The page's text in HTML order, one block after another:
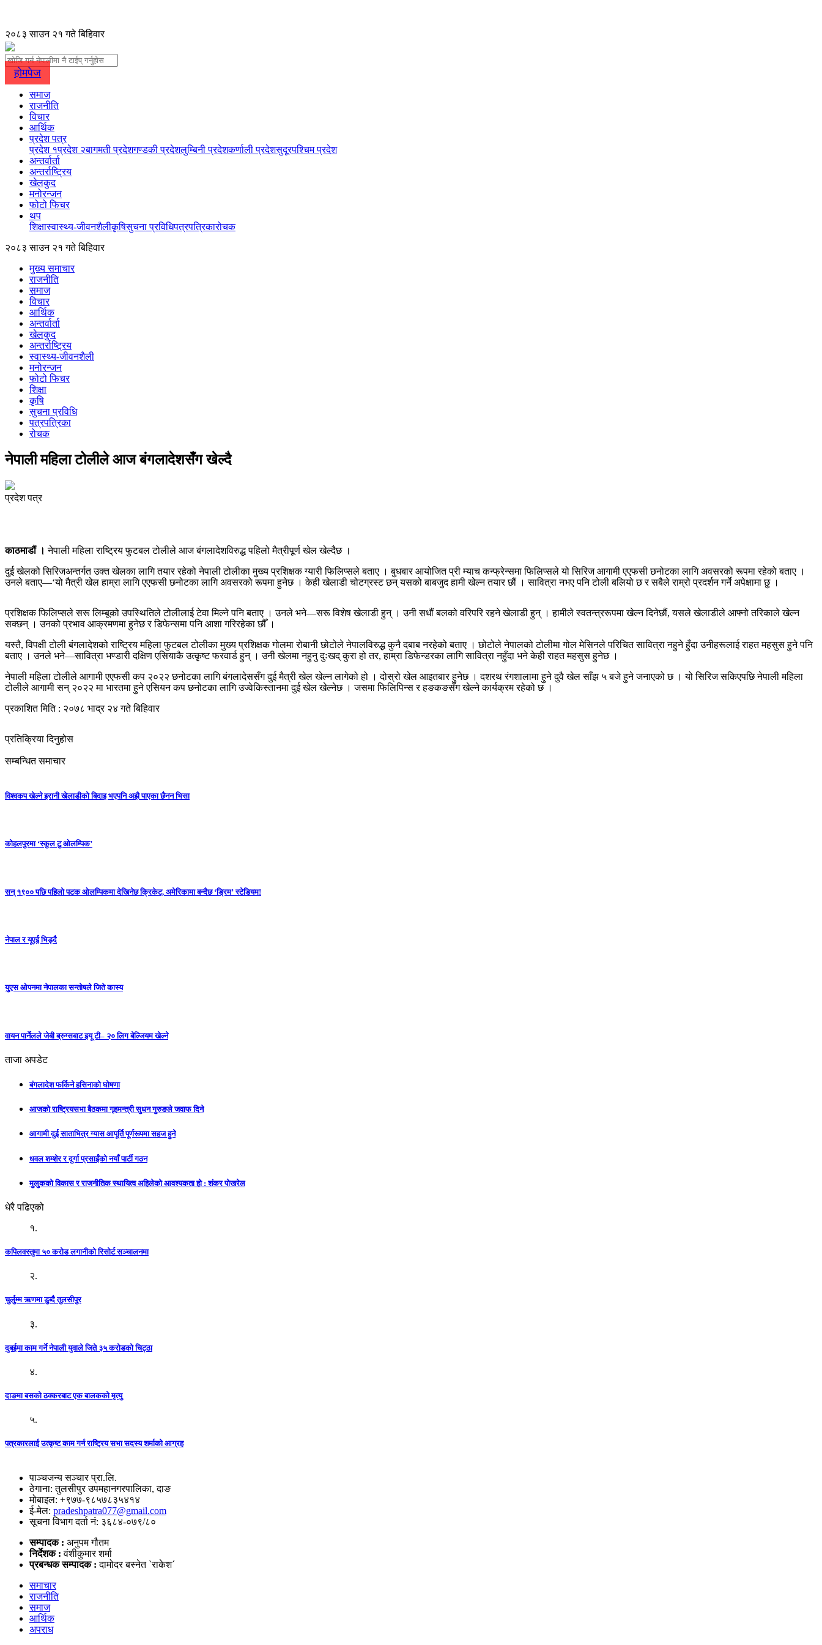
२०८३ साउन २१ गते बिहिवार
होमपेज
समाज
राजनीति
विचार
आर्थिक
प्रदेश पत्र
प्रदेश १प्रदेश २बागमती प्रदेशगण्डकी प्रदेशलुम्बिनी प्रदेशकर्णाली प्रदेशसुदूरपश्चिम प्रदेश
अन्तर्वार्ता
अन्तर्राष्ट्रिय
खेलकुद
मनोरन्जन
फोटो फिचर
थप
शिक्षास्वास्थ्य-जीवनशैलीकृषिसुचना प्रविधिपत्रपत्रिकारोचक
२०८३ साउन २१ गते बिहिवार
मुख्य समाचार
राजनीति
समाज
विचार
आर्थिक
अन्तर्वार्ता
खेलकुद
अन्तर्राष्ट्रिय
स्वास्थ्य-जीवनशैली
मनोरन्जन
फोटो फिचर
शिक्षा
कृषि
सुचना प्रविधि
पत्रपत्रिका
रोचक
नेपाली महिला टोलीले आज बंगलादेशसँग खेल्दै
प्रदेश पत्र
काठमाडौं ।नेपाली महिला राष्ट्रिय फुटबल टोलीले आज बंगलादेशविरुद्ध पहिलो मैत्रीपूर्ण खेल खेल्दैछ ।
दुई खेलको सिरिजअन्तर्गत उक्त खेलका लागि तयार रहेको नेपाली टोलीका मुख्य प्रशिक्षक ग्यारी फिलिप्सले बताए । बुधबार आयोजित प्री म्याच कन्फ्रेन्समा फिलिप्सले यो सिरिज आगामी एएफसी छनोटका लागि अवसरको रूपमा रहेको बताए ।
उनले बताए—‘यो मैत्री खेल हाम्रा लागि एएफसी छनोटका लागि अवसरको रूपमा हुनेछ । केही खेलाडी चोटग्रस्ट छन् यसको बाबजुद हामी खेल्न तयार छौं । सावित्रा नभए पनि टोली बलियो छ र सबैले राम्रो प्रदर्शन गर्ने अपेक्षामा छु ।
प्रशिक्षक फिलिप्सले सरू लिम्बूको उपस्थितिले टोलीलाई टेवा मिल्ने पनि बताए । उनले भने—सरू विशेष खेलाडी हुन् । उनी सधौं बलको वरिपरि रहने खेलाडी हुन् । हामीले स्वतन्त्ररूपमा खेल्न दिनेछौं, यसले खेलाडीले आफ्नो तरिकाले खेल्न
सक्छन् । उनको प्रभाव आक्रमणमा हुनेछ र डिफेन्समा पनि आशा गरिरहेका छौँ ।
यस्तै, विपक्षी टोली बंगलादेशको राष्ट्रिय महिला फुटबल टोलीका मुख्य प्रशिक्षक गोलमा रोबानी छोटोले नेपालविरुद्ध कुनै दबाब नरहेको बताए । छोटोले नेपालको टोलीमा गोल मेसिनले परिचित सावित्रा नहुने हुँदा उनीहरूलाई राहत महसुस हुने पनि
बताए । उनले भने—सावित्रा भण्डारी दक्षिण एसियाकै उत्कृष्ट फरवार्ड हुन् । उनी खेलमा नहुनु दुःखद् कुरा हो तर, हाम्रा डिफेन्डरका लागि सावित्रा नहुँदा भने केही राहत महसुस हुनेछ ।
नेपाली महिला टोलीले आगामी एएफसी कप २०२२ छनोटका लागि बंगलादेससँग दुई मैत्री खेल खेल्न लागेको हो । दोस्रो खेल आइतबार हुनेछ । दशरथ रंगशालामा हुने दुवै खेल साँझ ५ बजे हुने जनाएको छ । यो सिरिज सकिएपछि नेपाली महिला
टोलीले आगामी सन् २०२२ मा भारतमा हुने एसियन कप छनोटका लागि उज्वेकिस्तानमा दुई खेल खेल्नेछ । जसमा फिलिपिन्स र हङकङसँग खेल्ने कार्यक्रम रहेको छ ।
प्रकाशित मिति : २०७८ भाद्र २४ गते बिहिवार
प्रतिक्रिया दिनुहोस
सम्बन्धित समाचार
विश्वकप खेल्ने इरानी खेलाडीको बिदाइ भएपनि अझै पाएका छैनन भिसा
कोहलपुरमा ‘स्कुल टु ओलम्पिक’
सन् १९०० पछि पहिलो पटक ओलम्पिकमा देखिनेछ क्रिकेट, अमेरिकामा बन्दैछ ‘ड्रिम’ स्टेडियम!
नेपाल र यूएई भिड्दै
युएस ओपनमा नेपालका सन्तोषले जिते कास्य
वायन पार्नेलले जेबी ब्रुग्सबाट इयू टी– २० लिग बेल्जियम खेल्ने
ताजा अपडेट
बंगलादेश फर्किने हसिनाको घोषणा
आजको राष्ट्रियसभा बैठकमा गृहमन्त्री सुधन गुरुङले जवाफ दिने
आगामी दुई साताभित्र ग्यास आपूर्ति पूर्णरूपमा सहज हुने
धवल शम्शेर र दुर्गा प्रसाईंको नयाँ पार्टी गठन
मुलुकको विकास र राजनीतिक स्थायित्व अहिलेको आवश्यकता हो : शंकर पोखरेल
धेरै पढिएको
१.
कपिलवस्तुमा ५० करोड लगानीको रिसोर्ट सञ्चालनमा
२.
चुर्लुम्म ऋणमा डुब्दै तुलसीपुर
३.
दुबईमा काम गर्ने नेपाली युवाले जिते ३५ करोडको चिट्ठा
४.
दाङमा बसको ठक्करबाट एक बालकको मृत्यु
५.
पत्रकारलाई उत्कृष्ट काम गर्न राष्ट्रिय सभा सदस्य शर्माको आग्रह
पाञ्चजन्य सञ्चार प्रा.लि.
ठेगाना: तुलसीपुर उपमहानगरपालिका, दाङ
मोबाइल: +९७७-९८५७८३५४१४
ई-मेल: pradeshpatra077@gmail.com
सूचना विभाग दर्ता नं: ३६८४-०७९/८०
सम्पादक : अनुपम गौतम
निर्देशक :वंशीकुमार शर्मा
प्रबन्धक सम्पादक :दामोदर बस्नेत `राकेश´
समाचार
राजनीति
समाज
आर्थिक
अपराध